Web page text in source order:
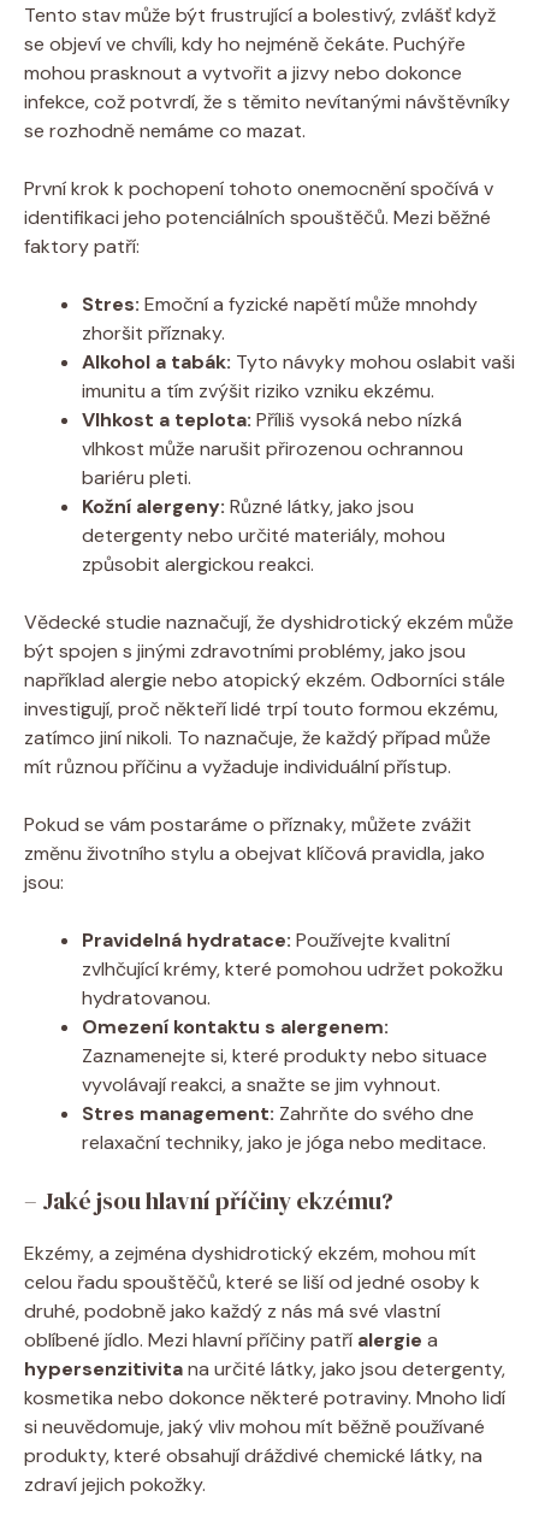
Tento stav​ může být frustrující a bolestivý, ⁢zvlášť když
‍se objeví ve chvíli,‌ kdy‌ ho⁣ nejméně⁢ čekáte. Puchýře
mohou prasknout a ⁤vytvořit a ‍jizvy ⁣nebo dokonce
infekce, což potvrdí, že​ s ⁣těmito ⁢nevítanými návštěvníky
se rozhodně nemáme co mazat.
První krok k pochopení tohoto onemocnění spočívá v
‌identifikaci‍ jeho potenciálních spouštěčů. Mezi běžné‌
faktory patří:
Stres: Emoční a fyzické napětí může mnohdy‍
zhoršit příznaky.
Alkohol ⁢a tabák: Tyto návyky mohou‌ oslabit vaši
imunitu‌ a tím zvýšit ⁣riziko vzniku ekzému.
Vlhkost a teplota: ⁤Příliš⁣ vysoká nebo⁣ nízká
vlhkost ‌může narušit přirozenou ochrannou
bariéru pleti.
Kožní alergeny: ​Různé‍ látky, jako jsou
detergenty nebo určité materiály, mohou‌
způsobit alergickou reakci.
Vědecké studie ⁣naznačují, že dyshidrotický‌ ekzém může
být spojen s​ jinými zdravotními problémy, jako jsou⁤
například alergie ⁢nebo atopický ekzém. Odborníci stále​
investigují, proč někteří‍ lidé trpí touto formou ekzému,⁣
zatímco ⁣jiní‌ nikoli. To naznačuje, že každý případ⁣ může
⁤mít různou příčinu ⁢a vyžaduje individuální přístup.
Pokud se vám postaráme o příznaky, můžete zvážit
změnu životního stylu a obejvat klíčová pravidla, jako
jsou:
Pravidelná hydratace: Používejte kvalitní
zvlhčující krémy, které pomohou udržet pokožku
hydratovanou.
Omezení kontaktu s​ alergenem:
Zaznamenejte si,‍ které produkty nebo situace⁣
vyvolávají reakci, a snažte se ⁣jim vyhnout.
Stres management: ​Zahrňte ‌do svého​ dne
⁤relaxační techniky, jako ⁢je jóga nebo⁢ meditace.
– ⁢Jaké jsou hlavní příčiny ekzému?
Ekzémy, a⁣ zejména‍ dyshidrotický ekzém, ‌mohou mít
celou řadu‍ spouštěčů, které se ⁤liší od jedné osoby k
‌druhé, podobně jako‌ každý ‍z nás má ⁣své vlastní ​
oblíbené ⁣jídlo. Mezi hlavní příčiny patří alergie a
hypersenzitivitana určité látky, jako jsou​ detergenty, ​
kosmetika nebo‌ dokonce některé potraviny. Mnoho lidí
si neuvědomuje,‍ jaký vliv mohou‍ mít ‍běžně používané
produkty, které obsahují ‌dráždivé chemické látky, na
zdraví jejich ⁣pokožky.